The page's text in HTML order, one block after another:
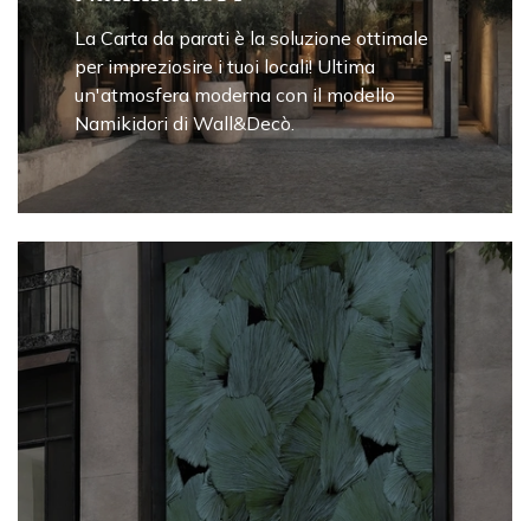
La Carta da parati è la soluzione ottimale
per impreziosire i tuoi locali! Ultima
un'atmosfera moderna con il modello
Namikidori di Wall&Decò.